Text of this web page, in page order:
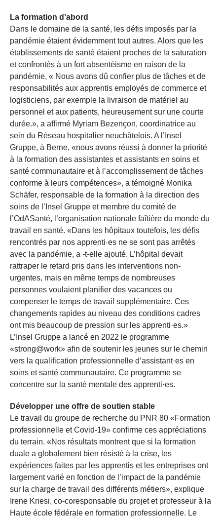
La formation d’abord
Dans le domaine de la santé, les défis imposés par la
pandémie étaient évidemment tout autres. Alors que les
établissements de santé étaient proches de la saturation
et confrontés à un fort absentéisme en raison de la
pandémie, « Nous avons dû confier plus de tâches et de
responsabilités aux apprentis employés de commerce et
logisticiens, par exemple la livraison de matériel au
personnel et aux patients, heureusement sur une courte
durée.», a affirmé Myriam Bezençon, coordinatrice au
sein du Réseau hospitalier neuchâtelois. A l’Insel
Gruppe, à Berne, «nous avons réussi à donner la priorité
à la formation des assistantes et assistants en soins et
santé communautaire et à l’accomplissement de tâches
conforme à leurs compétences», a témoigné Monika
Schäfer, responsable de la formation à la direction des
soins de l’Insel Gruppe et membre du comité de
l’OdASanté, l’organisation nationale faîtière du monde du
travail en santé. «Dans les hôpitaux toutefois, les défis
rencontrés par nos apprenti·es ne se sont pas arrêtés
avec la pandémie, a -t-elle ajouté. L’hôpital devait
rattraper le retard pris dans les interventions non-
urgentes, mais en même temps de nombreuses
personnes voulaient planifier des vacances ou
compenser le temps de travail supplémentaire. Ces
changements rapides au niveau des conditions cadres
ont mis beaucoup de pression sur les apprenti·es.»
L’Insel Gruppe a lancé en 2022 le programme
«strong@work» afin de soutenir les jeunes sur le chemin
vers la qualification professionnelle d’assistant·es en
soins et santé communautaire. Ce programme se
concentre sur la santé mentale des apprenti·es.
Développer une offre de soutien stable
Le travail du groupe de recherche du PNR 80 «Formation
professionnelle et Covid-19» confirme ces appréciations
du terrain. «Nos résultats montrent que si la formation
duale a globalement bien résisté à la crise, les
expériences faites par les apprentis et les entreprises ont
largement varié en fonction de l’impact de la pandémie
sur la charge de travail des différents métiers», explique
Irene Kriesi, co-coresponsable du projet et professeur à la
Haute école fédérale en formation professionnelle. Le